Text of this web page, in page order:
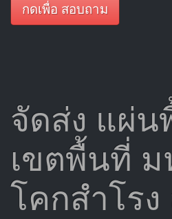
กดเพื่อ สอบถาม
จัดส่ง แผ่น
เขตพื้นที่ ม
โคกสำโร